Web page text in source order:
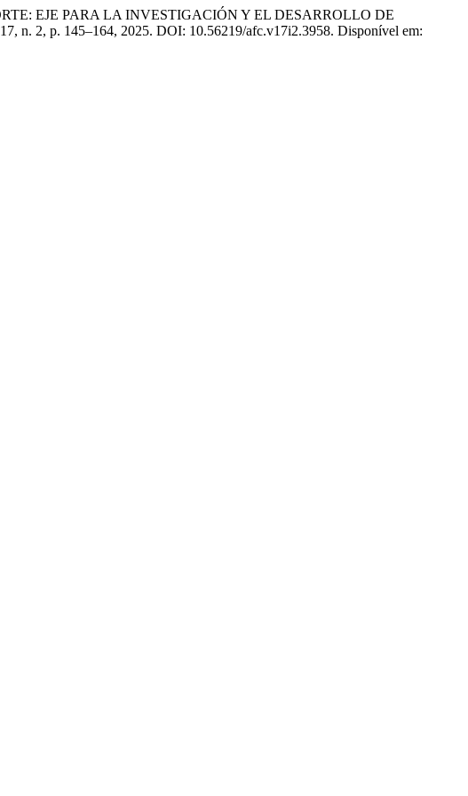
EJE PARA LA INVESTIGACIÓN Y EL DESARROLLO DE
n. 2, p. 145–164, 2025. DOI: 10.56219/afc.v17i2.3958. Disponível em: